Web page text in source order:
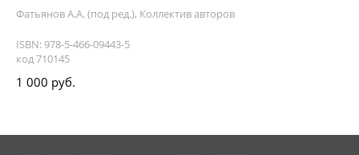
Фатьянов А.А. (под ред.), Коллектив авторов
ISBN: 978-5-466-09443-5
код 710145
1 000 руб.